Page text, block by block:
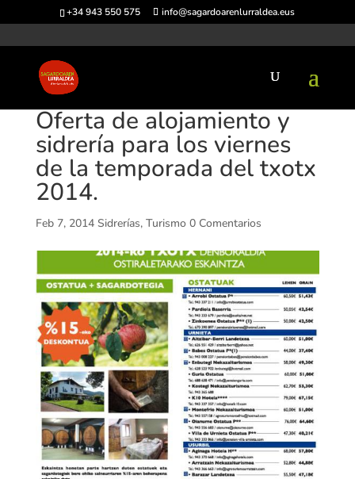
+34 943 550 575 info@sagardoarenlurraldea.eus
Oferta de alojamiento y
sidrería para los viernes
de la temporada del txotx
2014.
Feb 7, 2014 Sidrerías, Turismo 0 Comentarios